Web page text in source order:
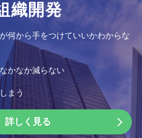
織開発
何から手をつけていいかわからな
かなか減らない
まう
詳しく見る